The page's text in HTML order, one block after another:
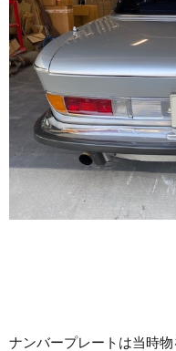
ナンバープレートは当時